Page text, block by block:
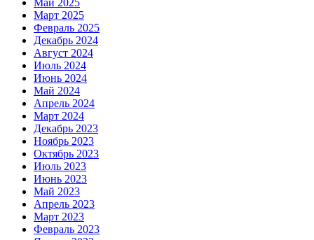
Май 2025
Март 2025
Февраль 2025
Декабрь 2024
Август 2024
Июль 2024
Июнь 2024
Май 2024
Апрель 2024
Март 2024
Декабрь 2023
Ноябрь 2023
Октябрь 2023
Июль 2023
Июнь 2023
Май 2023
Апрель 2023
Март 2023
Февраль 2023